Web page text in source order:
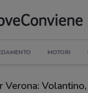
MOTORI
Verona: